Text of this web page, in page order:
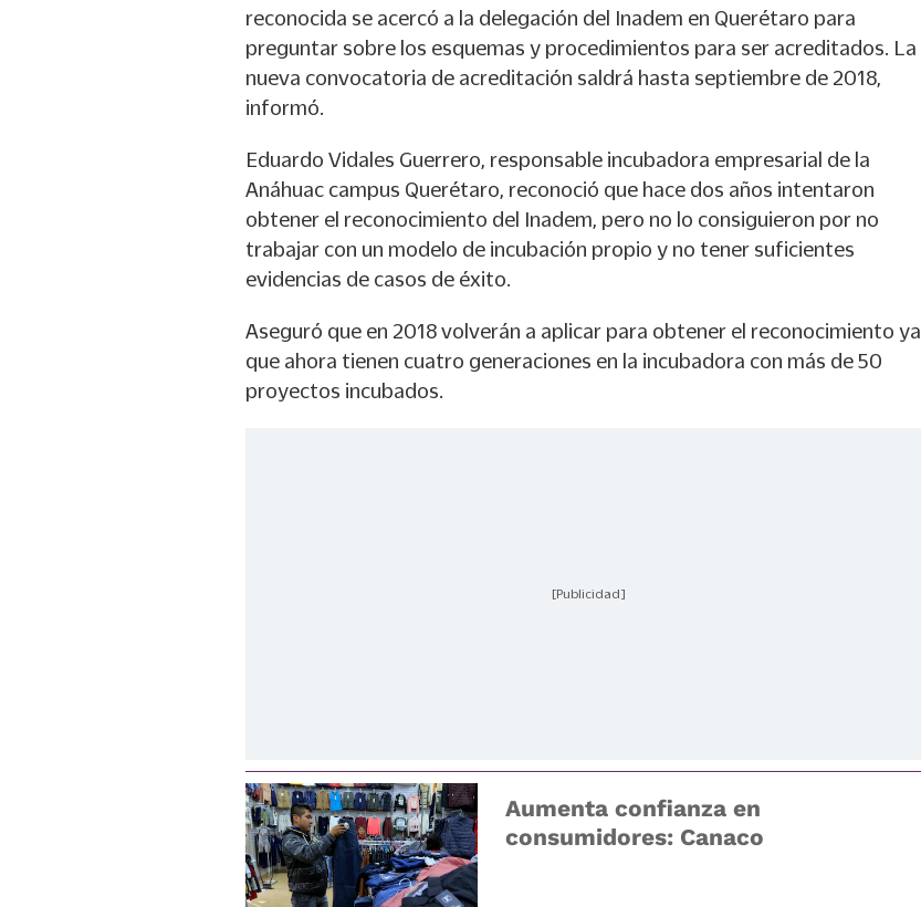
reconocida se acercó a la delegación del Inadem en Querétaro para
preguntar sobre los esquemas y procedimientos para ser acreditados. La
nueva convocatoria de acreditación saldrá hasta septiembre de 2018,
informó.
Eduardo Vidales Guerrero, responsable incubadora empresarial de la
Anáhuac campus Querétaro, reconoció que hace dos años intentaron
obtener el reconocimiento del Inadem, pero no lo consiguieron por no
trabajar con un modelo de incubación propio y no tener suficientes
evidencias de casos de éxito.
Aseguró que en 2018 volverán a aplicar para obtener el reconocimiento ya
que ahora tienen cuatro generaciones en la incubadora con más de 50
proyectos incubados.
[Publicidad]
Aumenta confianza en
consumidores: Canaco